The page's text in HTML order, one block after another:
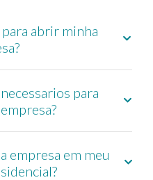
abrir minha
para
empresa em meu